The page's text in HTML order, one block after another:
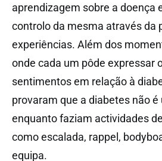
aprendizagem sobre a doença
controlo da mesma através da
experiências. Além dos
onde cada um pôde expressar
sentimentos em relação à
provaram que a diabetes não é
enquanto faziam actividades
como escalada, rappel,
equipa.